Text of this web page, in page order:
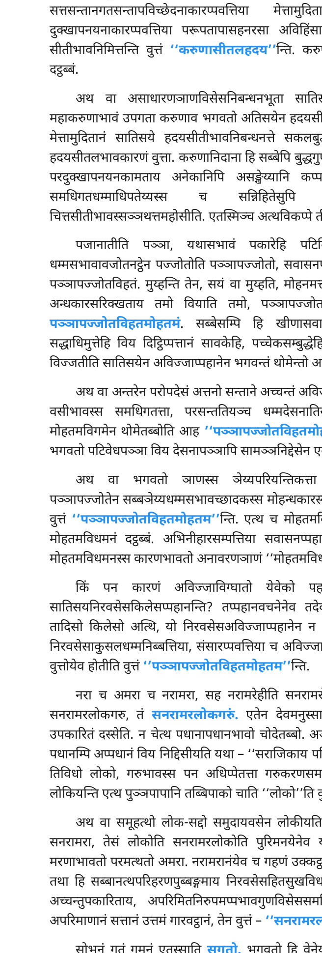
सत्तसन्तानगतसन्तापविच्छेदनाकारप्पवत्तिया
दुक्खापनयनाकारप्पवत्तिया परूपतापासहनरसा
सीतीभावनिमित्तन्ति वुत्तं ‘‘करुणासीतलहदय’’न्ति.
दट्ठब्बं.
अथ वा असाधारणञाणविसेसनिबन्धनभूता
महाकरुणाभावं उपगता करुणाव भगवतो अतिसयेन
मेत्तामुदितानं सातिसये हदयसीतीभावनिबन्धनत्ते
हदयसीतलभावकारणं वुत्ता. करुणानिदाना हि सब्बेपि
परदुक्खापनयनकामताय अनेकानिपि असङ्खेय्यानि
समधिगतधम्माधिपतेय्यस्स च सन्निहितेसुपि
चित्तसीतीभावस्सञ्ञथत्तमहोसीति. एतस्मिञ्च अत्थविकप्पे
पजानातीति पञ्ञा, यथासभावं पकारेहि
धम्मसभावावजोतनट्ठेन पज्जोतोति पञ्ञापज्जोतो,
पञ्ञापज्जोतविहतं. मुय्हन्ति तेन, सयं वा मुय्हति,
अन्धकारसरिक्खताय तमो वियाति तमो,
पञ्ञापज्जोतविहतमोहतमं. सब्बेसम्पि हि
सद्धाधिमुत्तेहि विय दिट्ठिप्पत्तानं सावकेहि,
विज्जतीति सातिसयेन अविज्जाप्पहानेन भगवन्तं थोमेन्तो
अथवा अन्तरेन परोपदेसं अत्तनो सन्ताने अच्चन्तं
वसीभावस्स समधिगतत्ता, परसन्ततियञ्च
मोहतमविगमेन थोमेतब्बोति आह
भगवतो पटिवेधपञ्ञा विय देसनापञ्ञापि सामञ्ञनिद्देसेन
अथवा भगवतो ञाणस्स
पञ्ञापज्जोतेन सब्बञेय्यधम्मसभावच्छादकस्स
वुत्तं ‘‘पञ्ञापज्जोतविहतमोहतम’’न्ति. एत्थ च
मोहतमविधमनं दट्ठब्बं. अभिनीहारसम्पत्तिया
मोहतमविधमनस्स कारणभावतो अनावरणञाणं
किं पन कारणं अविज्जाविग्घातो येवेको
सातिसयनिरवसेसकिलेसप्पहानन्ति? तप्पहानवचनेनेव
तादिसो किलेसो अत्थि, यो निरवसेसअविज्जाप्पहानेन
निरवसेसाकुसलधम्मनिब्बत्तिया, संसारप्पवत्तिया च
वुत्तोयेव होतीति वुत्तं ‘‘पञ्ञापज्जोतविहतमोहतम’’न्ति.
नरा च अमरा च नरामरा, सह नरामरेहीति
सनरामरलोकगरु, तं सनरामरलोकगरुं. एतेन
उपकारितंदस्सेति. न चेत्थ पधानापधानभावो
पधानम्पि अप्पधानं विय निद्दिसीयति यथा –
तिविधो लोको, गरुभावस्स पन अधिप्पेतत्ता
लोकियन्ति एत्थ पुञ्ञपापानि तब्बिपाको चाति
अथ वा समूहत्थो लोक-सद्दो समुदायवसेन
सनरामरा, तेसं लोकोति सनरामरलोकोति पुरिमनयेनेव
मरणाभावतो परमत्थतो अमरा. नरामरानंयेव च गहणं
तथा हि सब्बानत्थपरिहरणपुब्बङ्गमाय
अच्चन्तुपकारिताय,
अपरिमाणानं सत्तानं उत्तमं गारवट्ठानं, तेन वुत्तं –